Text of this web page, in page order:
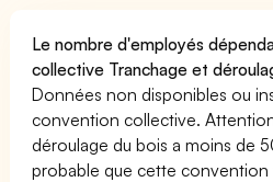
Le nombre d'employés
collective Tranchage et
Données non disponibles ou
convention collective.
déroulage du bois a moins de
probable que cette convention